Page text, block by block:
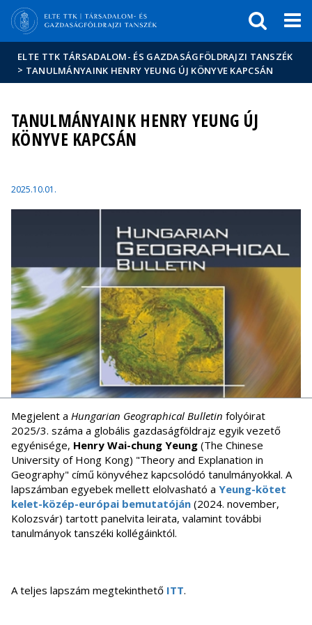
Hírek
Események
ELTE a
sajtóban
ELTE TTK TÁRSADALOM- ÉS GAZDASÁGFÖLDRAJZI TANSZÉK
> TANULMÁNYAINK HENRY YEUNG ÚJ KÖNYVE KAPCSÁN
TANULMÁNYAINK HENRY YEUNG ÚJ
KÖNYVE KAPCSÁN
2025.10.01.
Megjelent a Hungarian Geographical Bulletin folyóirat
2025/3. száma a globális gazdaságföldrajz egyik vezető
egyénisége, Henry Wai-chung Yeung (The Chinese
University of Hong Kong) "Theory and Explanation in
Geography" című könyvéhez kapcsolódó tanulmányokkal. A
lapszámban egyebek mellett elolvasható a Yeung-kötet
kelet-közép-európai bemutatóján (2024. november,
Kolozsvár) tartott panelvita leirata, valamint további
tanulmányok tanszéki kollégáinktól.
A teljes lapszám megtekinthető ITT.